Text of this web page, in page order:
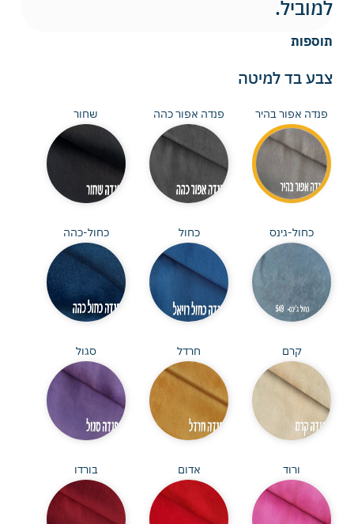
למוביל.
תוספות
צבע בד למיטה
פנדה אפור בהיר פנדה אפור כהה שחור
כחול-גינס כחול כחול-כהה
קרם חרדל סגול
ורוד אדום בורדו